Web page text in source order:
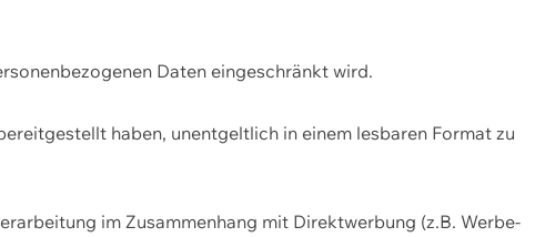
Daten eingeschränkt wird.
haben, unentgeltlich in einem lesbaren Format zu
im Zusammenhang mit Direktwerbung (z.B. Werbe-